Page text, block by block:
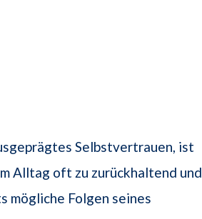
Selbstvertrauen, ist
Alltag oft zu zurückhaltend und
Folgen seines